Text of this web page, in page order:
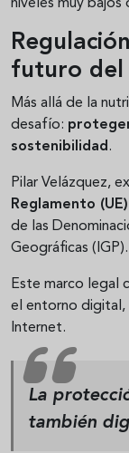
niveles muy bajos
futuro del
Más allá de la
desafío:
sostenibilidad.
Pilar Velázquez,
Reglamento
de las
Geográficas (IGP).
Este marco legal
el entorno digital,
Internet.
La
también